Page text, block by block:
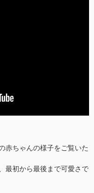
赤ちゃんの様子をご覧いた
最初から最後まで可愛さで